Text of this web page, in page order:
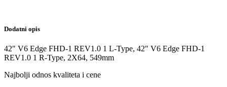
Dodatni opis
42" V6 Edge FHD-1 REV1.0 1 L-Type, 42" V6 Edge FHD-1
REV1.0 1 R-Type, 2X64, 549mm
Najbolji odnos kvaliteta i cene